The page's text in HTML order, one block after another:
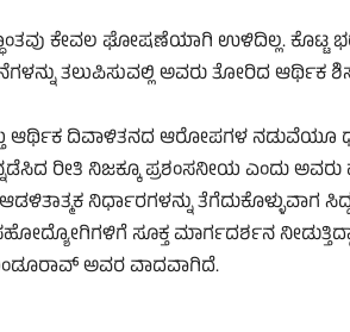
ಕೇವಲ ಘೋಷಣೆಯಾಗಿ ಉಳಿದಿಲ್ಲ. ಕೊಟ್ಟ
ತಲುಪಿಸುವಲ್ಲಿ ಅವರು ತೋರಿದ ಆರ್ಥಿಕ
ಆರ್ಥಿಕ ದಿವಾಳಿತನದ ಆರೋಪಗಳ ನಡುವೆಯೂ
ರೀತಿ ನಿಜಕ್ಕೂ ಪ್ರಶಂಸನೀಯ ಎಂದು ಅವರು
ನಿರ್ಧಾರಗಳನ್ನು ತೆಗೆದುಕೊಳ್ಳುವಾಗ
ಸೂಕ್ತ ಮಾರ್ಗದರ್ಶನ
ಅವರ ವಾದವಾಗಿದೆ.